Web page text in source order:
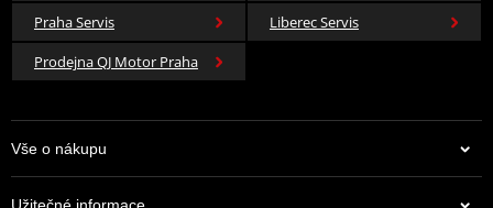
Praha Servis
Liberec Servis
Prodejna QJ Motor Praha
Vše o nákupu